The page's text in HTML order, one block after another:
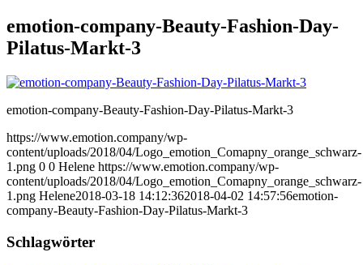
emotion-company-Beauty-Fashion-Day-
Pilatus-Markt-3
emotion-company-Beauty-Fashion-Day-Pilatus-Markt-3
https://www.emotion.company/wp-
content/uploads/2018/04/Logo_emotion_Comapny_orange_schwarz-
1.png 0 0 Helene https://www.emotion.company/wp-
content/uploads/2018/04/Logo_emotion_Comapny_orange_schwarz-
1.png Helene2018-03-18 14:12:362018-04-02 14:57:56emotion-
company-Beauty-Fashion-Day-Pilatus-Markt-3
Schlagwörter